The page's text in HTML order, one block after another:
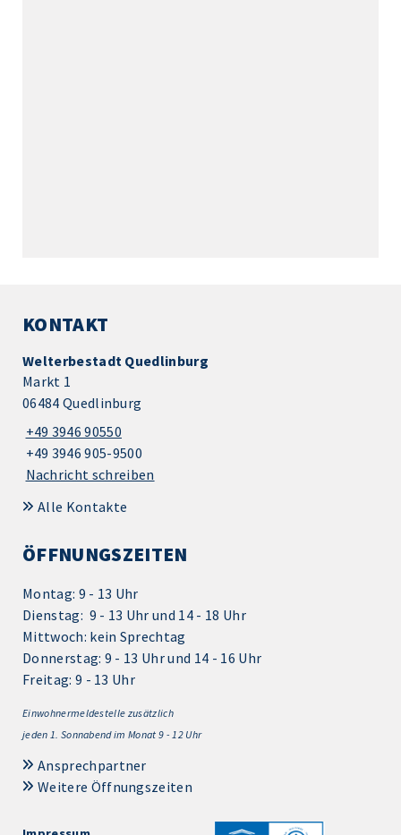
KONTAKT
Welterbestadt Quedlinburg
Markt 1
06484 Quedlinburg
+49 3946 90550
+49 3946 905-9500
Nachricht schreiben
Alle Kontakte
ÖFFNUNGSZEITEN
Montag: 9 - 13 Uhr
Dienstag: 9 - 13 Uhr und 14 - 18 Uhr
Mittwoch: kein Sprechtag
Donnerstag: 9 - 13 Uhr und 14 - 16 Uhr
Freitag: 9 - 13 Uhr
Einwohnermeldestelle zusätzlich
jeden 1. Sonnabend im Monat 9 - 12 Uhr
Ansprechpartner
Weitere Öffnungszeiten